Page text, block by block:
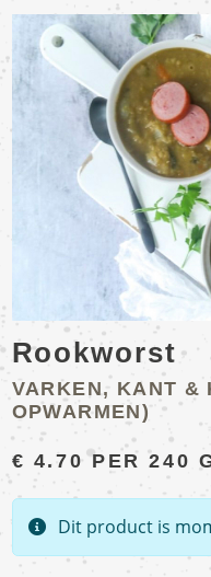
Rookworst
VARKEN, KANT &
OPWARMEN)
€ 4.70PER 240
Dit product is